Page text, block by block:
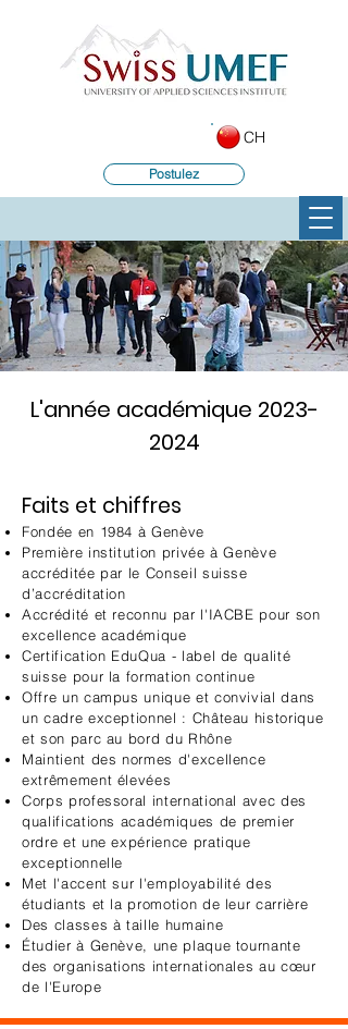
Postulez
CH
L'année académique 2023-
2024
Faits et chiffres
Fondée en 1984 à Genève
Première institution privée à Genève
accréditée par le Conseil suisse
d’accréditation
Accrédité et reconnu par l'IACBE pour son
excellence académique
Certification EduQua - label de qualité
suisse pour la formation continue
Offre un campus unique et convivial dans
un cadre exceptionnel : Château historique
et son parc au bord du Rhône
Maintient des normes d'excellence
extrêmement élevées
Corps professoral international avec des
qualifications académiques de premier
ordre et une expérience pratique
exceptionnelle
Met l'accent sur l'employabilité des
étudiants et la promotion de leur carrière
Des classes à taille humaine
Étudier à Genève, une plaque tournante
des organisations internationales au cœur
de l'Europe